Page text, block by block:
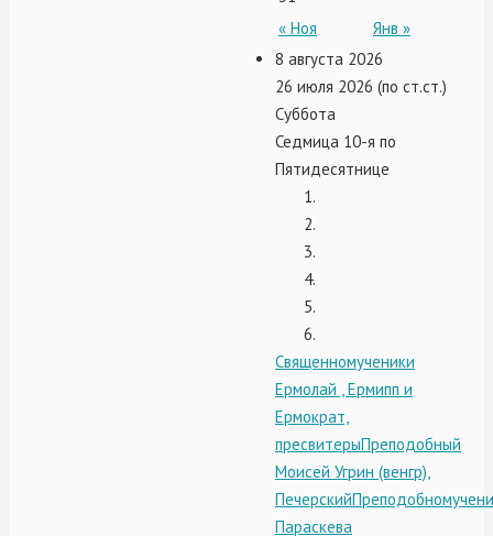
« Ноя Янв »
8 августа 2026
26 июля 2026 (по ст.ст.)
Суббота
Седмица 10-я по
Пятидесятнице
Священномученики
Ермолай , Ермипп и
Ермократ,
пресвитерыПреподобный
Моисей Угрин (венгр),
Печерский
Параскева